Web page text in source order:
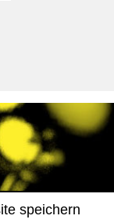
speichern